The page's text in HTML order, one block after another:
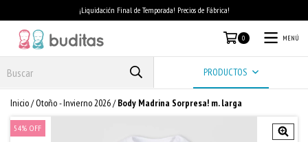
¡Liquidación Final de Temporada! Precios de Fábrica!
0 MENÚ
PRODUCTOS
Inicio/ Otoño - Invierno 2026/ Body Madrina Sorpresa! m. larga
54% OFF